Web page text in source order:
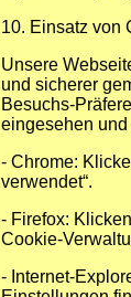
10. Einsatz von
Unsere
und sicherer
Besuchs-
eingesehen
- Chrome:
verwendet“.
- Firefox:
Cookie-
- Internet-